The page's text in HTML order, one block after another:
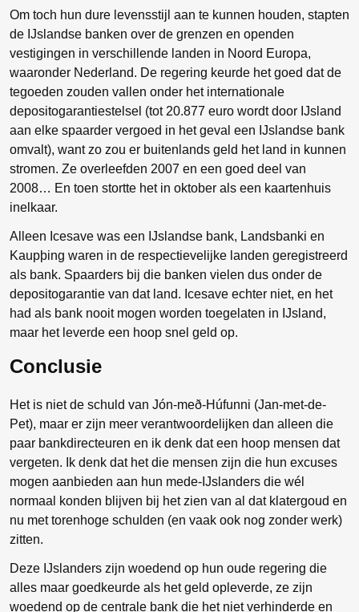
Om toch hun dure levensstijl aan te kunnen houden, stapten
de IJslandse banken over de grenzen en openden
vestigingen in verschillende landen in Noord Europa,
waaronder Nederland. De regering keurde het goed dat de
tegoeden zouden vallen onder het internationale
depositogarantiestelsel (tot 20.877 euro wordt door IJsland
aan elke spaarder vergoed in het geval een IJslandse bank
omvalt), want zo zou er buitenlands geld het land in kunnen
stromen. Ze overleefden 2007 en een goed deel van
2008… En toen stortte het in oktober als een kaartenhuis
inelkaar.
Alleen Icesave was een IJslandse bank, Landsbanki en
Kaupþing waren in de respectievelijke landen geregistreerd
als bank. Spaarders bij die banken vielen dus onder de
depositogarantie van dat land. Icesave echter niet, en het
had als bank nooit mogen worden toegelaten in IJsland,
maar het leverde een hoop snel geld op.
Conclusie
Het is niet de schuld van Jón-með-Húfunni (Jan-met-de-
Pet), maar er zijn meer verantwoordelijken dan alleen die
paar bankdirecteuren en ik denk dat een hoop mensen dat
vergeten. Ik denk dat het die mensen zijn die hun excuses
mogen aanbieden aan hun mede-IJslanders die wél
normaal konden blijven bij het zien van al dat klatergoud en
nu met torenhoge schulden (en vaak ook nog zonder werk)
zitten.
Deze IJslanders zijn woedend op hun oude regering die
alles maar goedkeurde als het geld opleverde, ze zijn
woedend op de centrale bank die het niet verhinderde en